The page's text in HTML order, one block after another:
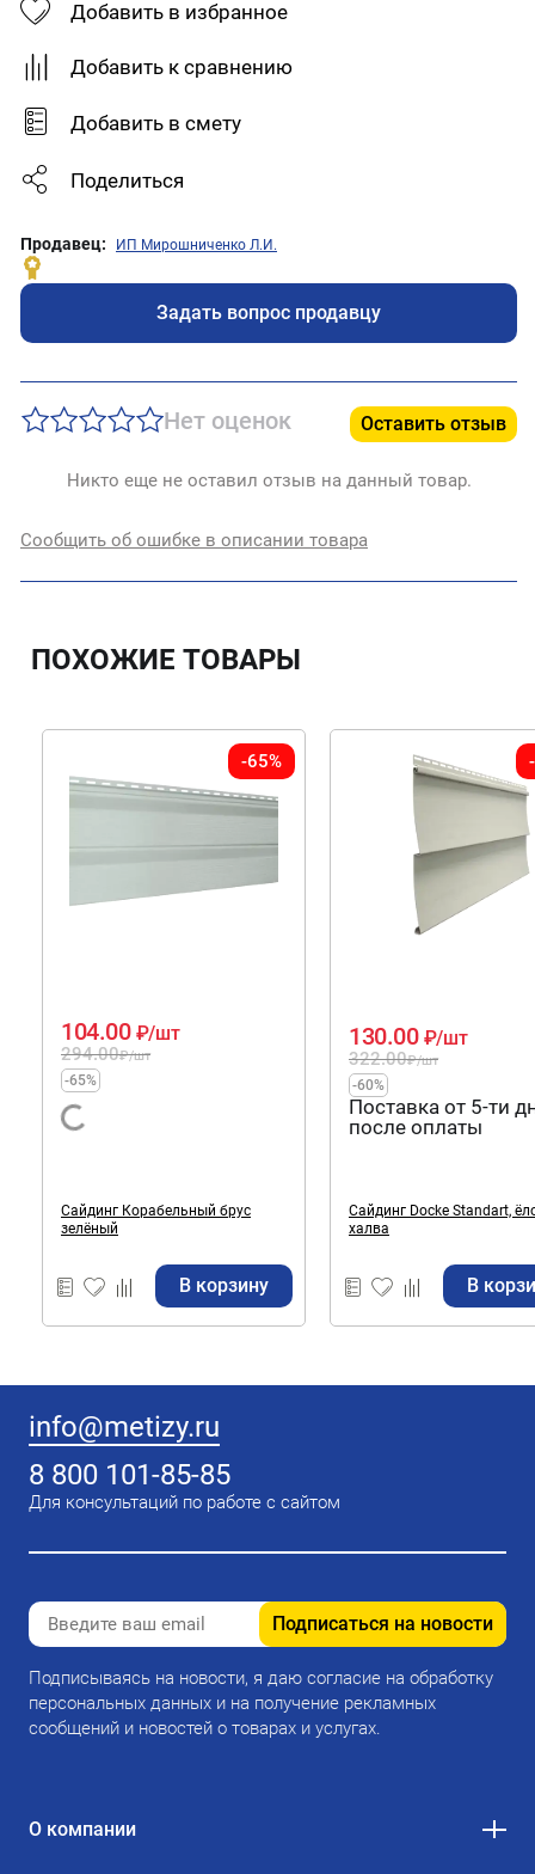
Добавить в избранное
Добавить к сравнению
Добавить в смету
Поделиться
Продавец: ИП Мирошниченко Л.И.
Задать вопрос продавцу
Нет оценок Оставить отзыв
Никто еще не оставил отзыв на данный товар.
Сообщить об ошибке в описании товара
ПОХОЖИЕ ТОВАРЫ
-65%
294.00₽/шт
104.00 ₽/шт
-65%
Сайдинг Корабельный брус
зелёный
В корзину
322.00₽/шт
130.00 ₽/шт
-60%
Поставка от 5-ти
после оплаты
Сайдинг Docke Standart,
халва
В
info@metizy.ru
8 800 101-85-85
Для консультаций по работе с сайтом
Подписаться на новости
Подписываясь на новости, я даю согласие на обработку
персональных данных и на получение рекламных
сообщений и новостей о товарах и услугах.
О компании